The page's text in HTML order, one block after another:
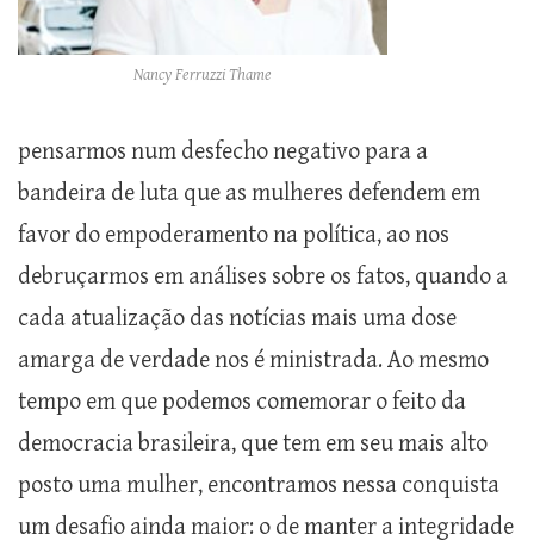
Nancy Ferruzzi Thame
pensarmos num desfecho negativo para a
bandeira de luta que as mulheres defendem em
favor do empoderamento na política, ao nos
debruçarmos em análises sobre os fatos, quando a
cada atualização das notícias mais uma dose
amarga de verdade nos é ministrada. Ao mesmo
tempo em que podemos comemorar o feito da
democracia brasileira, que tem em seu mais alto
posto uma mulher, encontramos nessa conquista
um desafio ainda maior: o de manter a integridade